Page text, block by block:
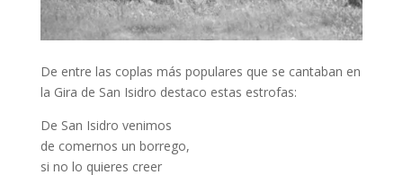
De entre las coplas más populares que se cantaban en
la Gira de San Isidro destaco estas estrofas:
De San Isidro venimos
de comernos un borrego,
si no lo quieres creer